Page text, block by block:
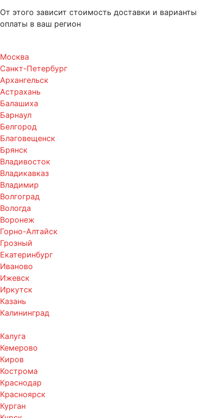
От этого зависит стоимость доставки и варианты
оплаты в ваш регион
Москва
Санкт-Петербург
Архангельск
Астрахань
Балашиха
Барнаул
Белгород
Благовещенск
Брянск
Владивосток
Владикавказ
Владимир
Волгоград
Вологда
Воронеж
Горно-Алтайск
Грозный
Екатеринбург
Иваново
Ижевск
Иркутск
Казань
Калининград
Калуга
Кемерово
Киров
Кострома
Краснодар
Красноярск
Курган